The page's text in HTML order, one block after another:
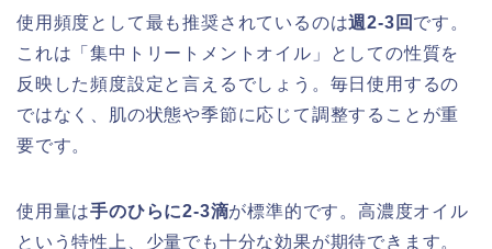
使用頻度として最も推奨されているのは週2-3回 です。
これは「集中トリートメントオイル」としての性質を
反映した頻度設定と言えるでしょう。毎日使用するの
ではなく、肌の状態や季節に応じて調整することが重
要です。
使用量は手のひらに2-3滴が標準的です。高濃度オイル
という特性上、少量でも十分な効果が期待できます。